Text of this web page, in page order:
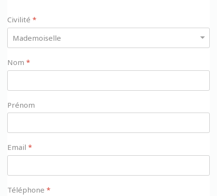
Civilité *
Nom *
Prénom
Email *
Téléphone *